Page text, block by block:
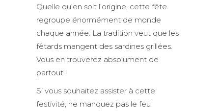
Quelle qu’en soit l’origine, cette fête
regroupe énormément de monde
chaque année. La tradition veut que les
fêtards mangent des sardines grillées.
Vous en trouverez absolument de
partout !
Si vous souhaitez assister à cette
festivité, ne manquez pas le feu